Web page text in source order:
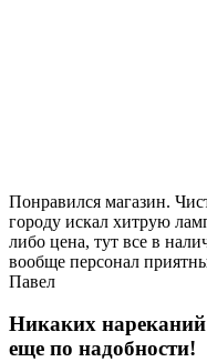
Понравился магазин.
городу искал хитрую
либо цена, тут все в
вообще персонал
Павел
Никаких нареканий
еще по надобности!